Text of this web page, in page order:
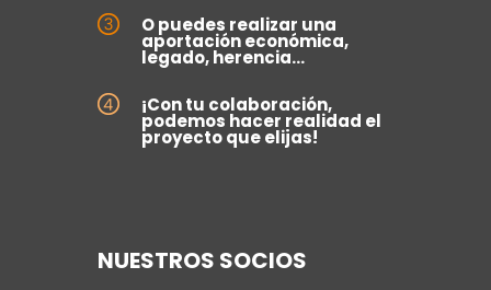
O puedes realizar una
aportación económica,
legado, herencia...
¡Con tu colaboración,
podemos hacer realidad el
proyecto que elijas!
NUESTROS SOCIOS